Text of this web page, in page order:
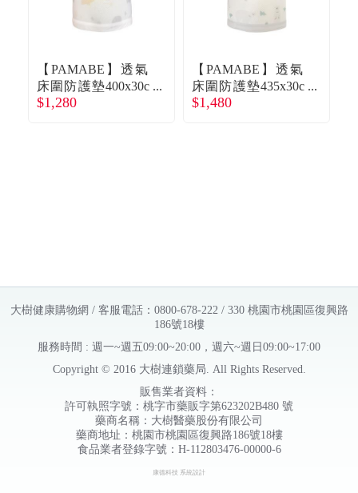
【PAMABE】透氣
床圍防護墊400x30c
mQ比小象 廠商直送
$1,280
【PAMABE】透氣
床圍防護墊435x30c
mHI FIVE北極熊 廠
$1,480
大樹健康購物網 / 客服電話：0800-678-222 / 330 桃園市桃園區復興路
186號18樓
服務時間 : 週一~週五09:00~20:00，週六~週日09:00~17:00
Copyright © 2016 大樹連鎖藥局. All Rights Reserved.
販售業者資料：
許可執照字號：桃字市藥販字第623202B480 號
藥商名稱：大樹醫藥股份有限公司
藥商地址：桃園市桃園區復興路186號18樓
食品業者登錄字號：H-112803476-00000-6
康德科技 系統設計